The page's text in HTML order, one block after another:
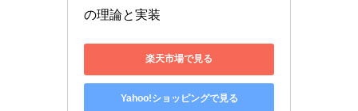
の理論と実装
楽天市場で見る
Yahoo!ショッピングで見る